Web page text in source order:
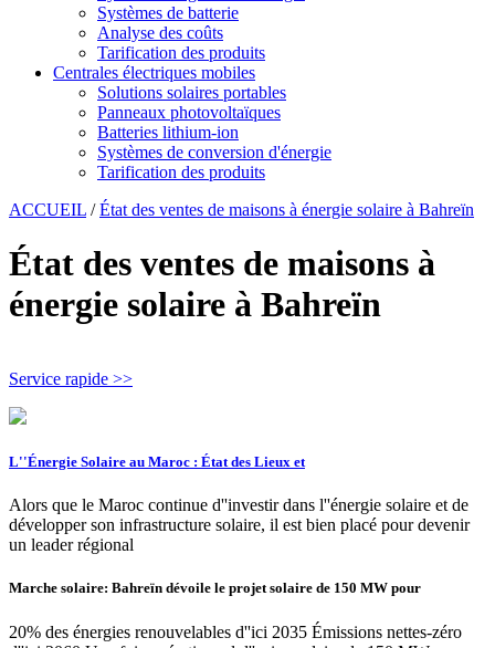
Systèmes de batterie
Analyse des coûts
Tarification des produits
Centrales électriques mobiles
Solutions solaires portables
Panneaux photovoltaïques
Batteries lithium-ion
Systèmes de conversion d'énergie
Tarification des produits
ACCUEIL /État des ventes de maisons à énergie solaire à Bahreïn
État des ventes de maisons à
énergie solaire à Bahreïn
Service rapide >>
L''Énergie Solaire au Maroc : État des Lieux et
Alors que le Maroc continue d''investir dans l''énergie solaire et de
développer son infrastructure solaire, il est bien placé pour devenir
un leader régional
Marche solaire: Bahreïn dévoile le projet solaire de 150 MW pour
20% des énergies renouvelables d''ici 2035 Émissions nettes-zéro